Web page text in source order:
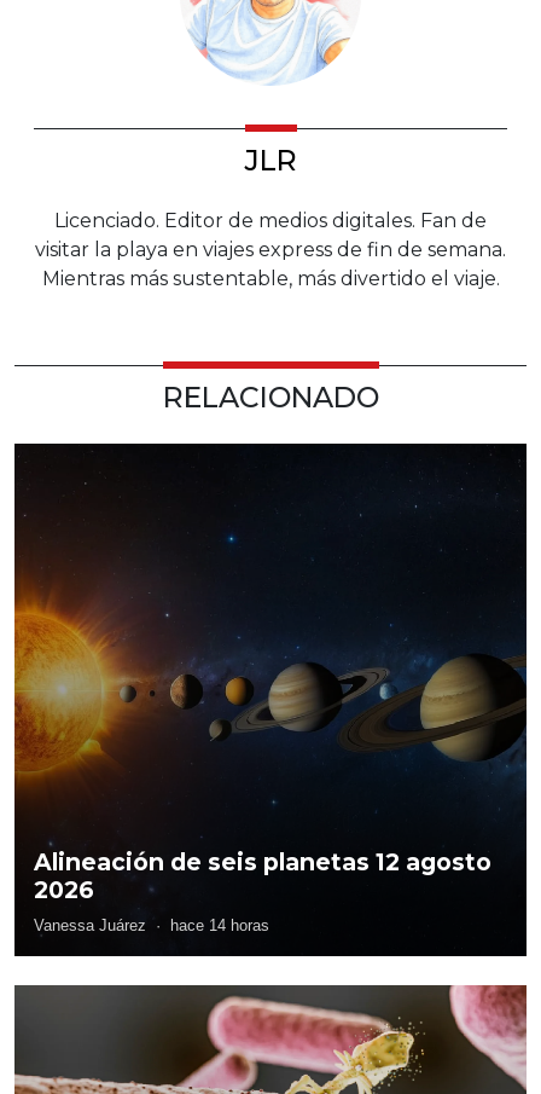
JLR
Licenciado. Editor de medios digitales. Fan de
visitar la playa en viajes express de fin de semana.
Mientras más sustentable, más divertido el viaje.
RELACIONADO
Alineación de seis planetas 12 agosto
2026
Vanessa Juárez · hace 14 horas